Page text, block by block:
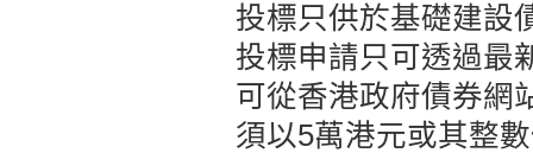
投標只供於基礎建設
投標申請只可透過最
可從香港政府債券網
須以5萬港元或其整